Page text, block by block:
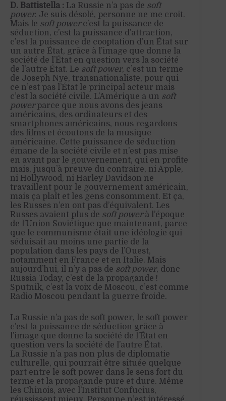
D. Battistella : La Russie n’a pas de soft
power. Je suis désolé, personne ne me croit.
Mais le soft powerc’est la puissance de
séduction, c’est la puissance d’attraction,
c’est la puissance de cooptation d’un État sur
un autre État, grâce à l’image que donne la
société de l’État en question vers la société
de l’autre État. Le soft power, c’est un terme
de Joseph Nye, transnationaliste, pour qui
ce n’est pas l’État le principal acteur mais
c’est la société civile. L’Amérique a un soft
powerparce que nous avons des jeans
américains, des ordinateurs et des
smartphones américains, nous regardons
des films et écoutons de la musique
américaine. Cette puissance de séduction
émane de la société civile et n’est pas mise
en avant par le gouvernement, qui en profite
mais, jusqu’à preuve du contraire, ni Apple,
ni Hollywood, ni Harley Davidson ne
travaillent pour le gouvernement américain,
mais ça plaît et les gens consomment. Et ça,
les Russes n’en ont pas d’équivalent. Les
Russes avaient plus de soft powerà l’époque
de l’Union Soviétique que maintenant, parce
que le communisme était une idéologie qui
séduisait au moins une partie de la
population dans les pays de l’Ouest,
notamment en France et en Italie. Mais
aujourd’hui, il n’y a pas de soft power, donc
Russia Today, c’est de la propagande !
Sputnik, c’est la voix de Moscou, c’est comme
Radio Moscou pendant la guerre froide.
La Russie n’a pas de soft power, le soft power
c’est la puissance de séduction grâce à
l’image que donne la société de l’État en
question vers la société de l’autre État.
La Russie n’a pas non plus de diplomatie
culturelle, qui pourrait être située quelque
part entre le soft power dans le sens fort du
terme et la propagande pure et dure. Même
les Chinois, avec l’Institut Confucius,